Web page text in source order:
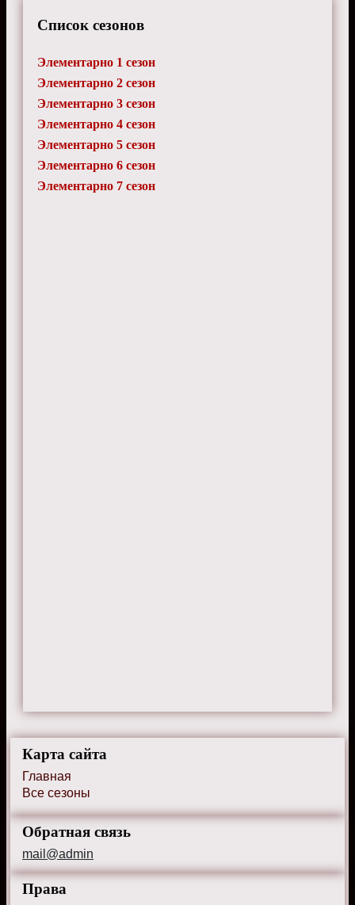
Список сезонов
Элементарно 1 сезон
Элементарно 2 сезон
Элементарно 3 сезон
Элементарно 4 сезон
Элементарно 5 сезон
Элементарно 6 сезон
Элементарно 7 сезон
Карта сайта
Главная
Все сезоны
Обратная связь
mail@admin
Права